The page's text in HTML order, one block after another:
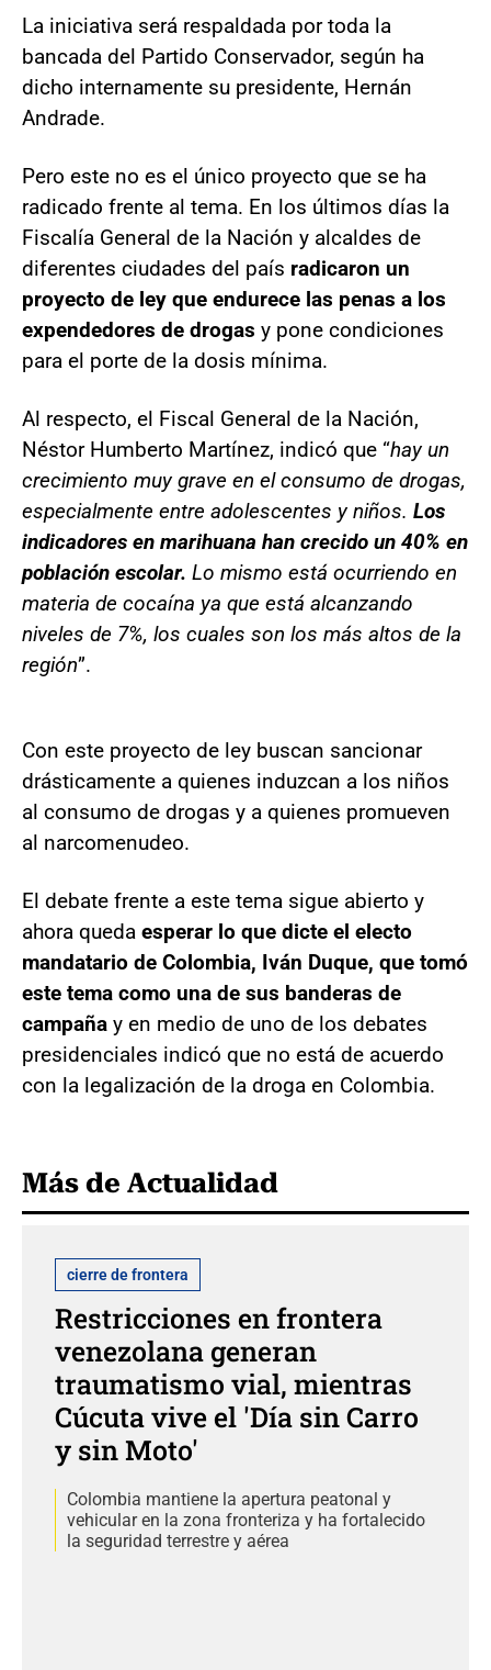
La iniciativa será respaldada por toda la
bancada del Partido Conservador, según ha
dicho internamente su presidente, Hernán
Andrade.
Pero este no es el único proyecto que se ha
radicado frente al tema. En los últimos días la
Fiscalía General de la Nación y alcaldes de
diferentes ciudades del país radicaron un
proyecto de ley que endurece las penas a los
expendedores de drogas y pone condiciones
para el porte de la dosis mínima.
Al respecto, el Fiscal General de la Nación,
Néstor Humberto Martínez, indicó que “hay un
crecimiento muy grave en el consumo de drogas,
especialmente entre adolescentes y niños. Los
indicadores en marihuana han crecido un 40% en
población escolar. Lo mismo está ocurriendo en
materia de cocaína ya que está alcanzando
niveles de 7%, los cuales son los más altos de la
región”.
Con este proyecto de ley buscan sancionar
drásticamente a quienes induzcan a los niños
al consumo de drogas y a quienes promueven
al narcomenudeo.
El debate frente a este tema sigue abierto y
ahora queda esperar lo que dicte el electo
mandatario de Colombia, Iván Duque, que tomó
este tema como una de sus banderas de
campaña y en medio de uno de los debates
presidenciales indicó que no está de acuerdo
con la legalización de la droga en Colombia.
Más de Actualidad
cierre de frontera
Restricciones en frontera
venezolana generan
traumatismo vial, mientras
Cúcuta vive el 'Día sin Carro
y sin Moto'
Colombia mantiene la apertura peatonal y
vehicular en la zona fronteriza y ha fortalecido
la seguridad terrestre y aérea